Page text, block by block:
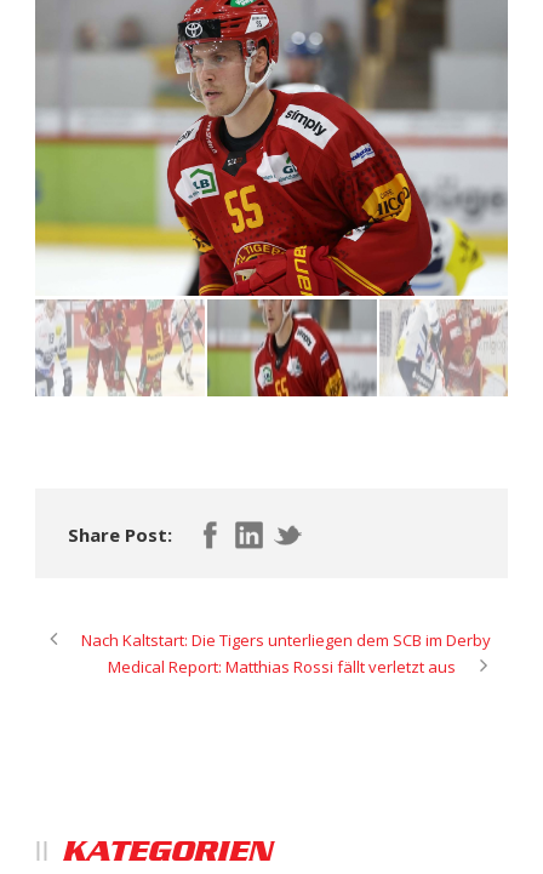
Share Post:
Nach Kaltstart: Die Tigers unterliegen dem SCB im Derby
Medical Report: Matthias Rossi fällt verletzt aus
KATEGORIEN